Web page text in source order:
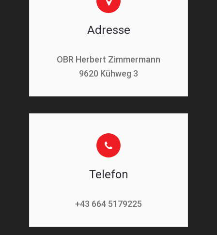
Adresse
OBR Herbert Zimmermann
9620 Kühweg 3
Telefon
+43 664 5179225